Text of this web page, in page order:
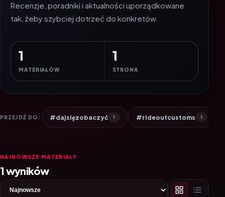
Recenzje, poradniki i aktualności uporządkowane
tak, żeby szybciej dotrzeć do konkretów.
1
MATERIAŁÓW
1
STRONA
PRZEJDŹ DO: #dajsięzobaczyć 1 #rideoutcustoms 1
NAJNOWSZE MATERIAŁY
1 wyników